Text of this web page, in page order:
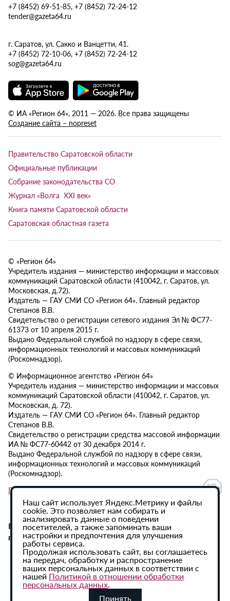
+7 (8452) 69-51-85, +7 (8452) 72-24-12
tender@gazeta64.ru
г. Саратов, ул. Сакко и Ванцетти, 41.
+7 (8452) 72-10-06, +7 (8452) 72-24-12
sog@gazeta64.ru
© ИА «Регион 64», 2011 — 2026. Все права защищены
Создание сайта – nopreset
Правительство Саратовской области
Официальные публикации
Собрание законодательства СО
Журнал «Волга XXI век»
Книга памяти Саратовской области
Саратовская областная газета
© «Регион 64»
Учредитель издания — министерство информации и массовых
коммуникаций Саратовской области (410042, г. Саратов, ул.
Московская, д.72).
Издатель — ГАУ СМИ СО «Регион 64». Главный редактор
Степанов В.В.
Свидетельство о регистрации сетевого издания Эл № ФС77-
61373 от 10 апреля 2015 г.
Выдано Федеральной службой по надзору в сфере связи,
информационных технологий и массовых коммуникаций
(Роскомнадзор).
© Информационное агентство «Регион 64»
Учредитель издания — министерство информации и массовых
коммуникаций Саратовской области (410042, г. Саратов, ул.
Московская, д. 72).
Издатель — ГАУ СМИ СО «Регион 64». Главный редактор
Степанов В.В.
Свидетельство о регистрации средства массовой информации
ИА № ФС77-60442 от 30 декабря 2014 г.
Выдано Федеральной службой по надзору в сфере связи,
информационных технологий и массовых коммуникаций
(Роскомнадзор).
Политика в отношении обработки персональных данных
При использовании материалов сайта активная
гиперссылка на ИА «Регион 64» обязательна.
Наш сайт использует Яндекс.Метрику и файлы
cookie. Это позволяет нам собирать и
анализировать данные о поведении
посетителей, а также запоминать ваши
настройки и предпочтения для улучшения
работы сервиса.
Продолжая использовать сайт, вы соглашаетесь
на передач, обработку и распространение
ваших персональных данных в соответствии с
нашей Политикой в отношении обработки
персональных данных.
Принять